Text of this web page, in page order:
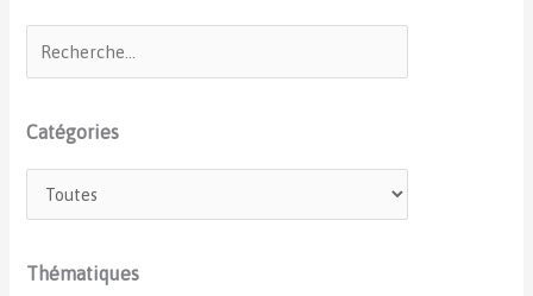
Catégories
Thématiques